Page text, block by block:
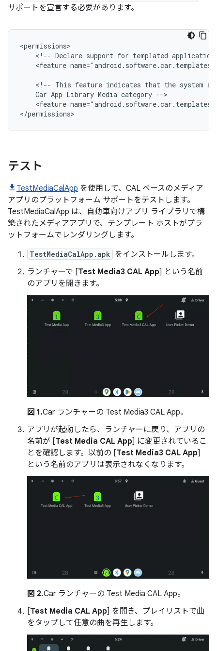
サポートを宣言する必要があります。
<!-- Declare support for templated
<feature
<!-- This feature indicates that the system
Car App Library Media category
<feature
テスト
TestMediaCalApp を使用して、CAL ベースのメディア
アプリのプラットフォーム サポートをテストします。
TestMediaCalApp は、自動車向けアプリ ライブラリで構
築されたメディアアプリで、テンプレート ホストがプラ
ットフォームでレンダリングします。
TestMediaCalApp.apk をインストールします。
ランチャーで [Test Media3 CAL App] という名前
のアプリを開きます。
図 1.Car ランチャーの Test Media3 CAL App。
アプリが起動したら、ランチャーに戻り、アプリの
名前が [Test Media CAL App] に変更されているこ
とを確認します。以前の [Test Media3 CAL App]
という名前のアプリは表示されなくなります。
図 2.Car ランチャーの Test Media CAL App。
[Test Media CAL App] を開き、プレイリストで曲
をタップして任意の曲を再生します。